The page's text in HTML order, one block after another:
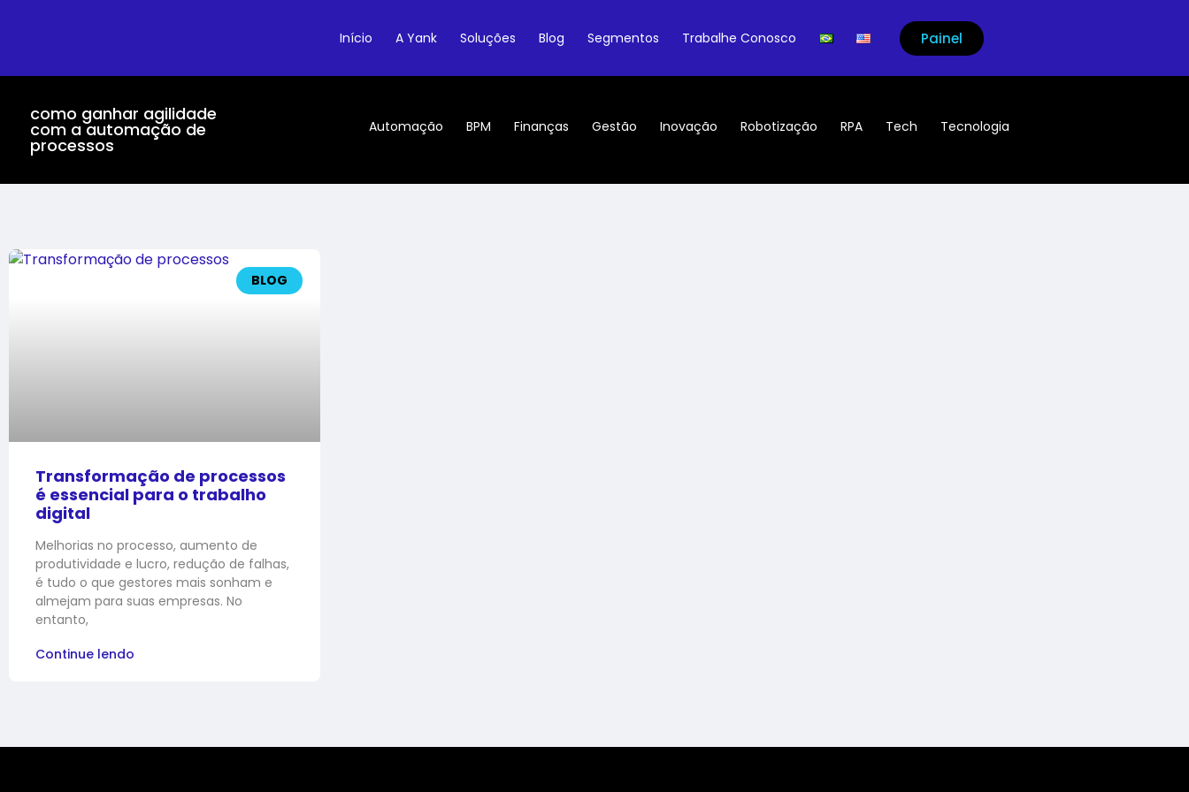
Início A Yank Soluções Blog Segmentos Trabalhe Conosco Painel
como ganhar agilidade
com a automação de
processos
Automação BPM Finanças Gestão Inovação Robotização RPA Tech Tecnologia
BLOG
Transformação de processos
é essencial para o trabalho
digital
Melhorias no processo, aumento de
produtividade e lucro, redução de falhas,
é tudo o que gestores mais sonham e
almejam para suas empresas. No
entanto,
Continue lendo